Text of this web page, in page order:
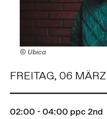
© Ubica
FREITAG, 06
02:00 - 04:00 ppc 2nd